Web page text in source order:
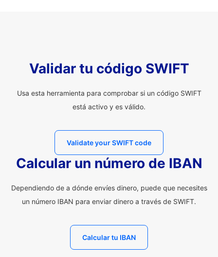
Validar tu código SWIFT
Usa esta herramienta para comprobar si un código SWIFT
está activo y es válido.
Validate your SWIFT code
Calcular un número de IBAN
Dependiendo de a dónde envíes dinero, puede que necesites
un número IBAN para enviar dinero a través de SWIFT.
Calcular tu IBAN